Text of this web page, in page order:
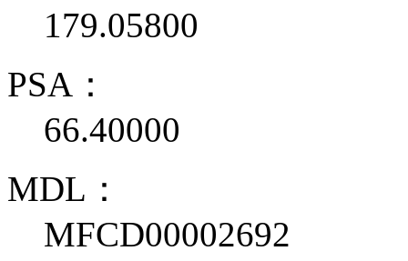
179.05800
PSA：
66.40000
MDL：
MFCD00002692